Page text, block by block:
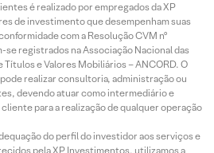
é realizado por empregados da XP
de investimento que desempenham suas
com a Resolução CVM nº
registrados na Associação Nacional das
e Valores Mobiliários – ANCORD. O
realizar consultoria, administração ou
devendo atuar como intermediário e
para a realização de qualquer operação
do perfil do investidor aos serviços e
pela XP Investimentos, utilizamos a